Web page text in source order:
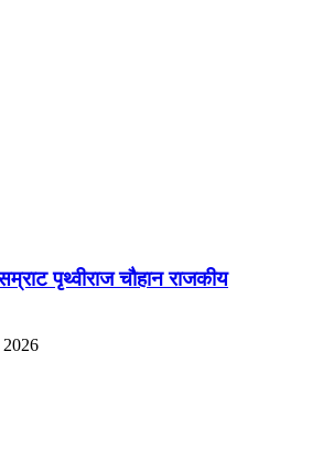
पृथ्वीराज चौहान राजकीय